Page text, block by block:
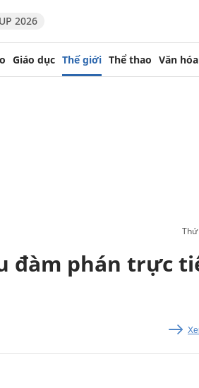
2026
Giáo dục Thế giới Thể thao Văn
đàm phán trực